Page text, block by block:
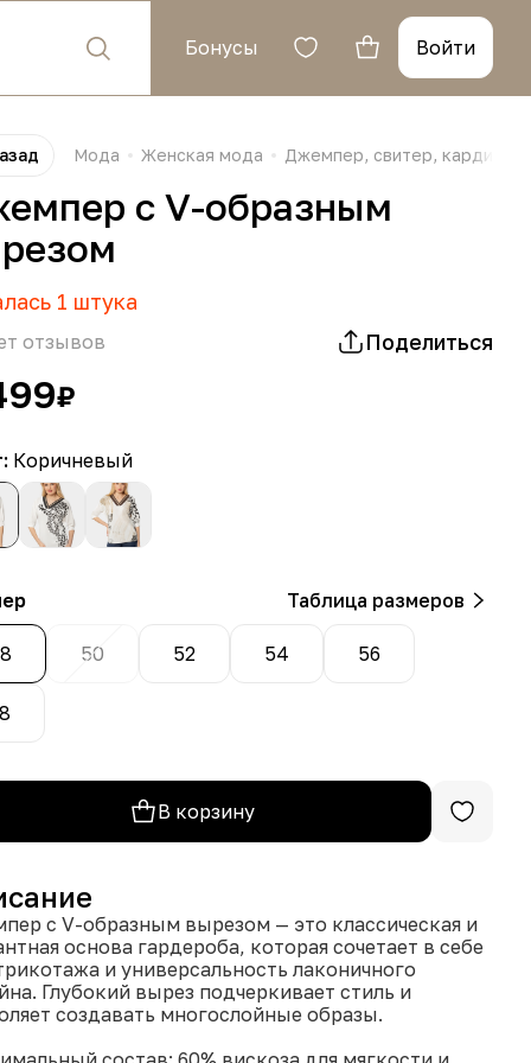
Бонусы Войти
Мода Женская мода Джемпер, свитер,
с V-образным
1 штука
отзывов Поделиться
₽
Коричневый
Таблица размеров
50 52 54 56
В корзину
с V-образным вырезом — это классическая и
основа гардероба, которая сочетает в себе
и универсальность лаконичного
Глубокий вырез подчеркивает стиль и
создавать многослойные образы.